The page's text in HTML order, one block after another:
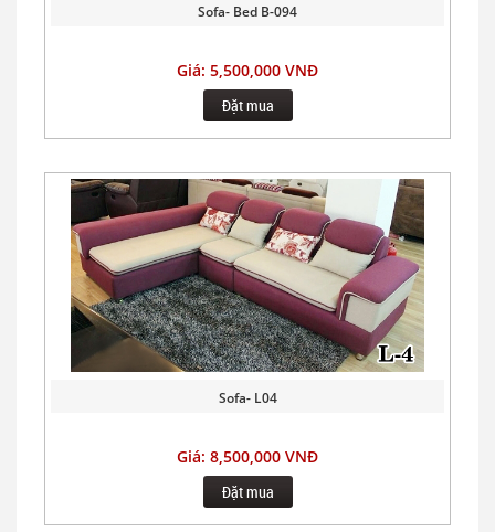
Sofa- Bed B-094
Giá: 5,500,000 VNĐ
Đặt mua
Sofa- L04
Giá: 8,500,000 VNĐ
Đặt mua